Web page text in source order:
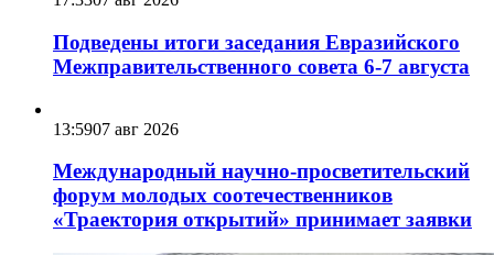
Подведены итоги заседания Евразийского
Межправительственного совета 6-7 августа
13:5907 авг 2026
Международный научно-просветительский
форум молодых соотечественников
«Траектория открытий» принимает заявки